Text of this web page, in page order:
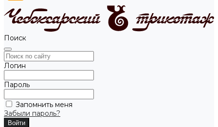
Поиск
Логин
Пароль
Запомнить меня
Забыли пароль?